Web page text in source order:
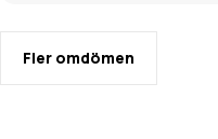
Fler omdömen